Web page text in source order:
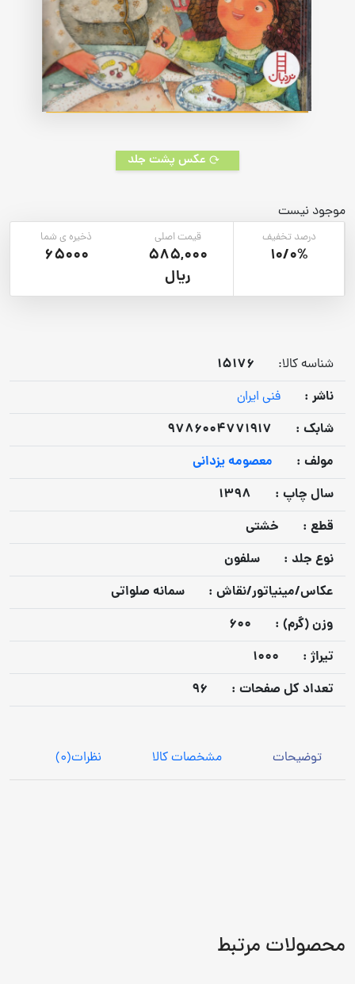
عکس پشت جلد
موجود نیست
درصد تخفیف
10/0%
قیمت اصلی
585,000
ریال
ذخیره ی شما
65000
شناسه کالا:
15176
ناشر :
فنی ایران
شابک :
9786004771917
مولف :
معصومه یزدانی
سال چاپ :
1398
قطع :
خشتی
نوع جلد :
سلفون
عكاس/مينياتور/نقاش :
سمانه صلواتی
وزن (گرم) :
600
تيراژ :
1000
تعداد كل صفحات :
96
توضیحات مشخصات کالا نظرات(0)
محصولات مرتبط